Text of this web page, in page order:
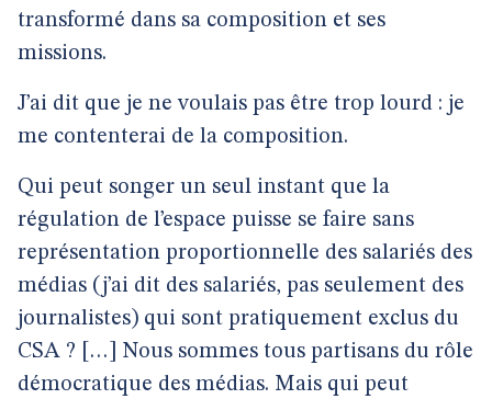
transformé dans sa composition et ses
missions.
J’ai dit que je ne voulais pas être trop lourd : je
me contenterai de la composition.
Qui peut songer un seul instant que la
régulation de l’espace puisse se faire sans
représentation proportionnelle des salariés des
médias (j’ai dit des salariés, pas seulement des
journalistes) qui sont pratiquement exclus du
CSA ? […] Nous sommes tous partisans du rôle
démocratique des médias. Mais qui peut